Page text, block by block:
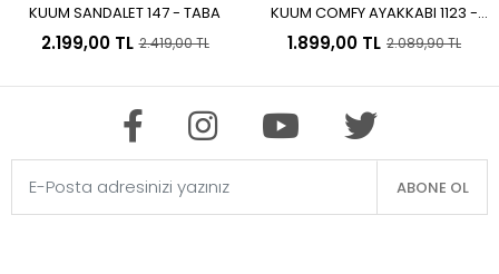
Sepete Ekle
KUUM SANDALET 147 - TABA
2.199,00 TL 2.419,00 TL
Sepete Ekle
KUUM COMFY AYAKKABI 1123 -
BEJ
1.899,00 TL 2.089,90 TL
ABONE OL